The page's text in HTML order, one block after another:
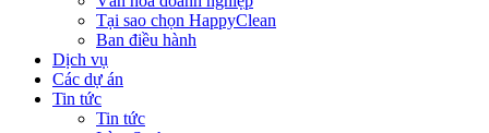
Tại sao chọn HappyClean
Ban điều hành
Dịch vụ
Các dự án
Tin tức
Tin tức